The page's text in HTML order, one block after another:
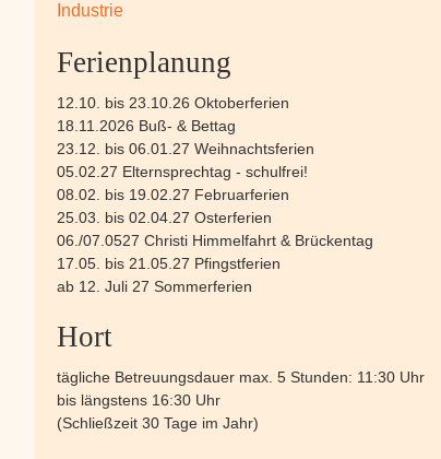
Industrie
Ferienplanung
12.10. bis 23.10.26 Oktoberferien
18.11.2026 Buß- & Bettag
23.12. bis 06.01.27 Weihnachtsferien
05.02.27 Elternsprechtag - schulfrei!
08.02. bis 19.02.27 Februarferien
25.03. bis 02.04.27 Osterferien
06./07.0527 Christi Himmelfahrt & Brückentag
17.05. bis 21.05.27 Pfingstferien
ab 12. Juli 27 Sommerferien
Hort
tägliche Betreuungsdauer max. 5 Stunden: 11:30 Uhr
bis längstens 16:30 Uhr
(Schließzeit 30 Tage im Jahr)